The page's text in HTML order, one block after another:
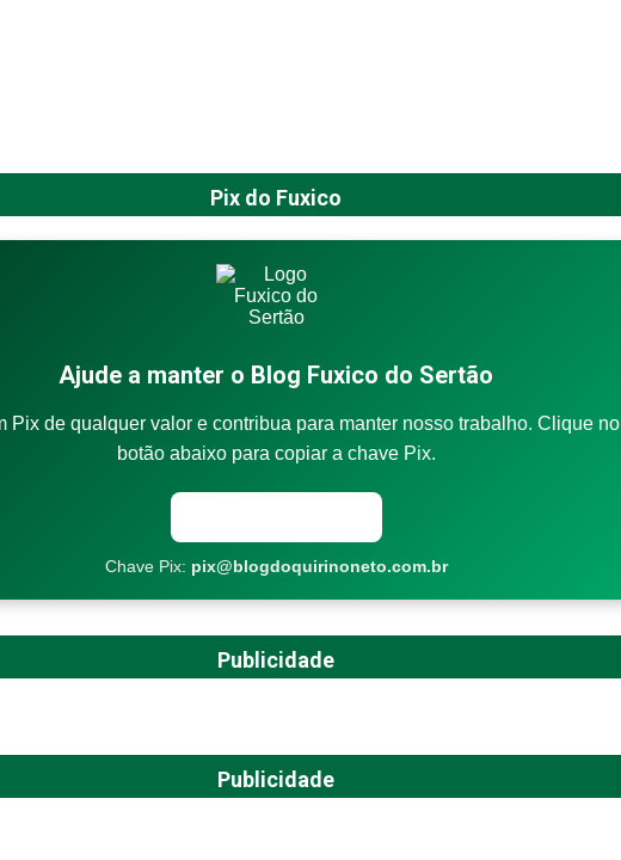
Pix do Fuxico
Ajude a manter o Blog Fuxico do Sertão
Pix de qualquer valor e contribua para manter nosso trabalho. Clique no
botão abaixo para copiar a chave Pix.
Chave Pix: pix@blogdoquirinoneto.com.br
Publicidade
Publicidade